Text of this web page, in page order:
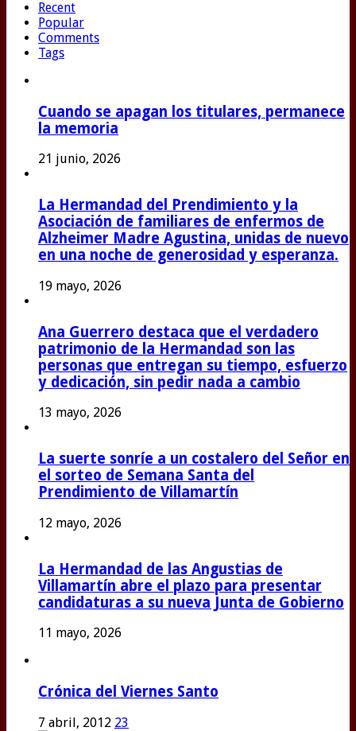
Recent
Popular
Comments
Tags
Cuando se apagan los titulares, permanece
la memoria
21 junio, 2026
La Hermandad del Prendimiento y la
Asociación de familiares de enfermos de
Alzheimer Madre Agustina, unidas de nuevo
en una noche de generosidad y esperanza.
19 mayo, 2026
Ana Guerrero destaca que el verdadero
patrimonio de la Hermandad son las
personas que entregan su tiempo, esfuerzo
y dedicación, sin pedir nada a cambio
13 mayo, 2026
La suerte sonríe a un costalero del Señor en
el sorteo de Semana Santa del
Prendimiento de Villamartín
12 mayo, 2026
La Hermandad de las Angustias de
Villamartín abre el plazo para presentar
candidaturas a su nueva Junta de Gobierno
11 mayo, 2026
Crónica del Viernes Santo
7 abril, 2012 23